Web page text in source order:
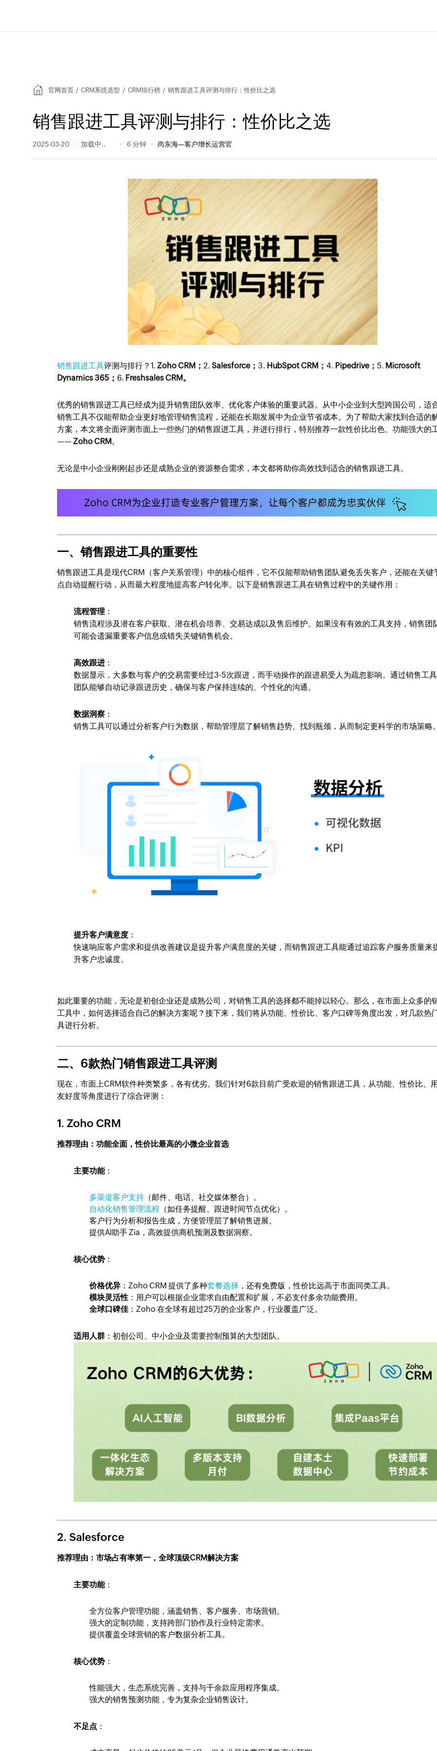
官网首页 / CRM系统选型 / CRM排行榜 / 销售跟进工具评测与排行：性价比之选
销售跟进工具评测与排行：性价比之选
2025-03-20 220 阅读量 6 分钟 尚东海—客户增长运营官
销售跟进工具评测与排行？1.Zoho CRM；2.Salesforce；3. HubSpot CRM；4. Pipedrive； 5. Microsoft
Dynamics 365； 6. Freshsales CRM。
优秀的销售跟进工具已经成为提升销售团队效率、优化客户体验的重要武器。从中小企业到大型跨国公司，适
销售工具不仅能帮助企业更好地管理销售流程，还能在长期发展中为企业节省成本。为了帮助大家找到合适的
方案，本文将全面评测市面上一些热门的销售跟进工具，并进行排行，特别推荐一款性价比出色、功能强大的
——Zoho CRM。
无论是中小企业刚刚起步还是成熟企业的资源整合需求，本文都将助你高效找到适合的销售跟进工具。
一、销售跟进工具的重要性
销售跟进工具是现代CRM（客户关系管理）中的核心组件，它不仅能帮助销售团队避免丢失客户，还能在关键
点自动提醒行动，从而最大程度地提高客户转化率。以下是销售跟进工具在销售过程中的关键作用：
流程管理 ：
销售流程涉及潜在客户获取、潜在机会培养、交易达成以及售后维护。如果没有有效的工具支持，销售团
可能会遗漏重要客户信息或错失关键销售机会。
高效跟进 ：
数据显示，大多数与客户的交易需要经过3-5次跟进，而手动操作的跟进易受人为疏忽影响。通过销售工
团队能够自动记录跟进历史，确保与客户保持连续的、个性化的沟通。
数据洞察 ：
销售工具可以通过分析客户行为数据，帮助管理层了解销售趋势、找到瓶颈，从而制定更科学的市场策略
提升客户满意度 ：
快速响应客户需求和提供改善建议是提升客户满意度的关键，而销售跟进工具能通过追踪客户服务质量来
升客户忠诚度。
如此重要的功能，无论是初创企业还是成熟公司，对销售工具的选择都不能掉以轻心。那么，在市面上众多的
工具中，如何选择适合自己的解决方案呢？接下来，我们将从功能、性价比、客户口碑等角度出发，对几款热
具进行分析。
二、6款热门销售跟进工具评测
现在，市面上CRM软件种类繁多，各有优劣。我们针对6款目前广受欢迎的销售跟进工具，从功能、性价比、
友好度等角度进行了综合评测：
1.Zoho CRM
推荐理由：功能全面，性价比最高的小微企业首选
主要功能：
多渠道客户支持 （邮件、电话、社交媒体整合）。
自动化销售管理流程 （如任务提醒、跟进时间节点优化）。
客户行为分析和报告生成，方便管理层了解销售进展。
提供AI助手 Zia，高效提供商机预测及数据洞察。
核心优势 ：
价格优异 ：Zoho CRM 提供了多种套餐选择 ，还有免费版，性价比远高于市面同类工具。
模块灵活性 ：用户可以根据企业需求自由配置和扩展，不必支付多余功能费用。
全球口碑佳 ：Zoho 在全球有超过25万的企业客户，行业覆盖广泛。
适用人群 ：初创公司、中小企业及需要控制预算的大型团队。
2.Salesforce
推荐理由：市场占有率第一，全球顶级CRM解决方案
主要功能：
全方位客户管理功能，涵盖销售、客户服务、市场营销。
强大的定制功能，支持跨部门协作及行业特定需求。
提供覆盖全球营销的客户数据分析工具。
核心优势 ：
性能强大，生态系统完善，支持与千余款应用程序集成。
强大的销售预测功能，专为复杂企业销售设计。
不足点 ：